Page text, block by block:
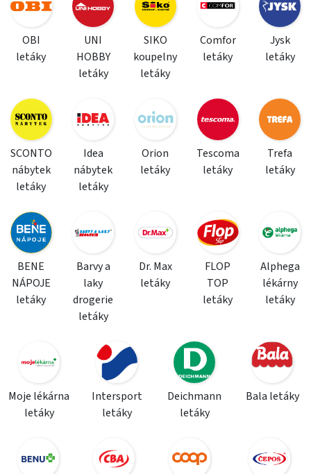
OBI
letáky
UNI
HOBBY
letáky
SIKO
koupelny
letáky
Comfor
letáky
Jysk
letáky
SCONTO
nábytek
letáky
Idea
nábytek
letáky
Orion
letáky
Tescoma
letáky
Trefa
letáky
BENE
NÁPOJE
letáky
Barvy a
laky
drogerie
letáky
Dr. Max
letáky
FLOP
TOP
letáky
Alphega
lékárny
letáky
Moje lékárna
letáky
Intersport
letáky
Deichmann
letáky
Bala letáky